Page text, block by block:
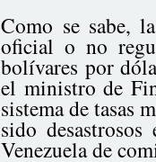
Como se sabe,
oficial o no
bolívares por
el ministro de
sistema de tasas
sido
Venezuela de